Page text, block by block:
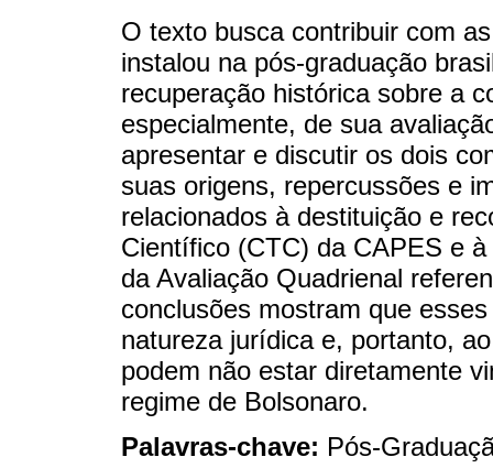
O texto busca contribuir com
instalou na pós-graduação
recuperação histórica sobre a
especialmente, de sua
apresentar e discutir os dois
suas origens, repercussões e
relacionados à destituição e
Científico (CTC) da CAPES e
da Avaliação Quadrienal
conclusões mostram que
natureza jurídica e, portanto,
podem não estar diretamente
regime de Bolsonaro.
Palavras-chave: Pós-